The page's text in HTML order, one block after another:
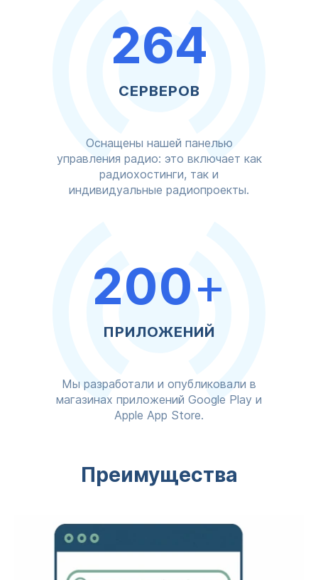
264
СЕРВЕРОВ
Оснащены нашей панелью
управления радио: это включает как
радиохостинги, так и
индивидуальные радиопроекты.
200+
ПРИЛОЖЕНИЙ
Мы разработали и опубликовали в
магазинах приложений Google Play и
Apple App Store.
Преимущества